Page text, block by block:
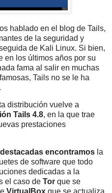
hablado en el blog de Tails,
de la seguridad y
de Kali Linux. Si bien,
en los últimos años por su
fama al salir en muchas
Tails no se le ha
distribución vuelve a
Tails 4.8, en la que trae
prestaciones
encontramos la
de software que todo
dedicadas a la
el caso de Tor que se